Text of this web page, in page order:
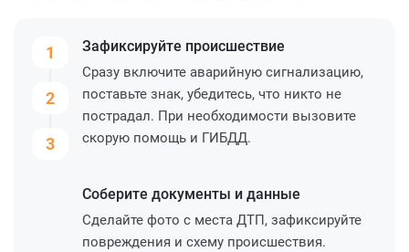
1
2
3
Зафиксируйте происшествие
Сразу включите аварийную сигнализацию,
поставьте знак, убедитесь, что никто не
пострадал. При необходимости вызовите
скорую помощь и ГИБДД.
Соберите документы и данные
Сделайте фото с места ДТП, зафиксируйте
повреждения и схему происшествия.